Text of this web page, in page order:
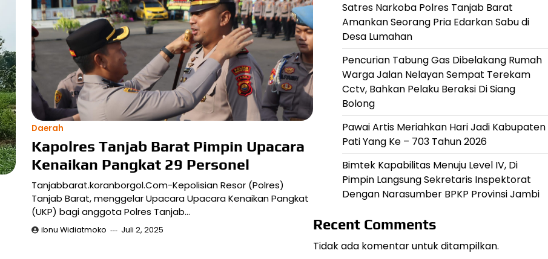
Daerah
Kapolres Tanjab Barat Pimpin Upacara
Kenaikan Pangkat 29 Personel
Tanjabbarat.koranborgol.Com-Kepolisian Resor (Polres)
Tanjab Barat, menggelar Upacara Upacara Kenaikan Pangkat
(UKP) bagi anggota Polres Tanjab…
ibnu Widiatmoko Juli 2, 2025
Satres Narkoba Polres Tanjab Barat
Amankan Seorang Pria Edarkan Sabu di
Desa Lumahan
Pencurian Tabung Gas Dibelakang Rumah
Warga Jalan Nelayan Sempat Terekam
Cctv, Bahkan Pelaku Beraksi Di Siang
Bolong
Pawai Artis Meriahkan Hari Jadi Kabupaten
Pati Yang Ke – 703 Tahun 2026
Bimtek Kapabilitas Menuju Level IV, Di
Pimpin Langsung Sekretaris Inspektorat
Dengan Narasumber BPKP Provinsi Jambi
Recent Comments
Tidak ada komentar untuk ditampilkan.